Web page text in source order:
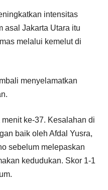
intensitas
asal Jakarta Utara itu
melalui kemelut di
menyelamatkan
ke-37. Kesalahan di
baik oleh Afdal Yusra,
sebelum melepaskan
kedudukan. Skor 1-1